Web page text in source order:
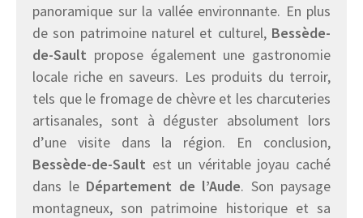
panoramique sur la vallée environnante. En plus
de son patrimoine naturel et culturel, Bessède-
de-Sault propose également une gastronomie
locale riche en saveurs. Les produits du terroir,
tels que le fromage de chèvre et les charcuteries
artisanales, sont à déguster absolument lors
d’une visite dans la région. En conclusion,
Bessède-de-Sault est un véritable joyau caché
dans le Département de l’Aude. Son paysage
montagneux, son patrimoine historique et sa